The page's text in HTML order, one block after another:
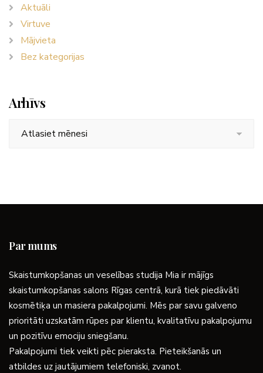
Aktuāli
Virtuve
Mājvieta
Bez kategorijas
Arhīvs
Par mums
Skaistumkopšanas un veselības studija Mia ir mājīgs
skaistumkopšanas salons Rīgas centrā, kurā tiek piedāvāti
kosmētiķa un masiera pakalpojumi. Mēs par savu galveno
prioritāti uzskatām rūpes par klientu, kvalitatīvu pakalpojumu
un pozitīvu emociju sniegšanu.
Pakalpojumi tiek veikti pēc pieraksta. Pieteikšanās un
atbildes uz jautājumiem telefoniski, zvanot.